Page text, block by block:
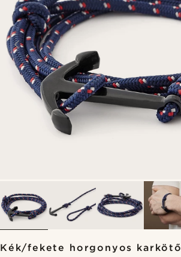
Kék/fekete horgonyos karkötő